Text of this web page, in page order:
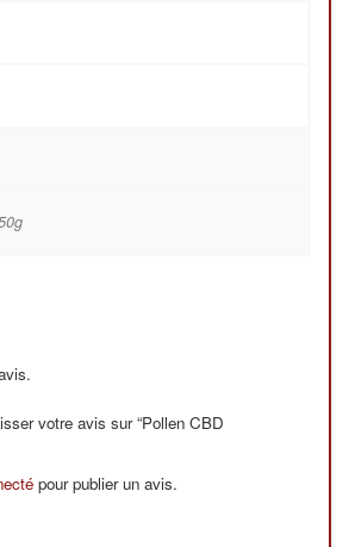
votre avis sur “Pollen CBD
pour publier un avis.